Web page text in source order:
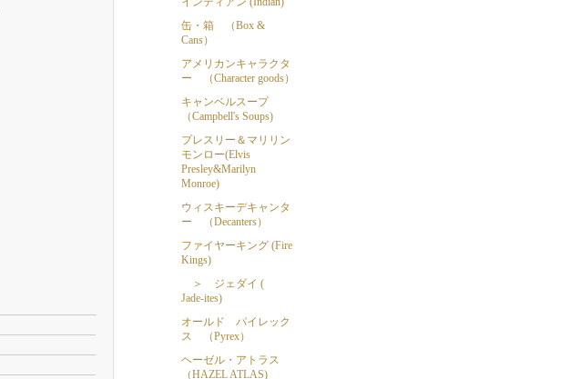
缶・箱 （Box &
Cans）
アメリカンキャラクタ
ー （Character goods）
キャンベルスープ
（Campbell's Soups)
プレスリー＆マリリン
モンロー(Elvis
Presley&Marilyn
Monroe)
ウィスキーデキャンタ
ー （Decanters）
ファイヤーキング (Fire
Kings)
＞ ジェダイ (
Jade-ites)
オールド パイレック
ス （Pyrex）
ヘーゼル・アトラス
（HAZEL ATLAS)